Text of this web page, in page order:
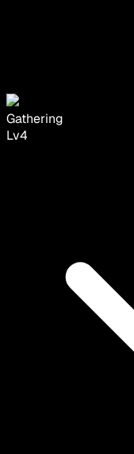
Gathering
Lv4